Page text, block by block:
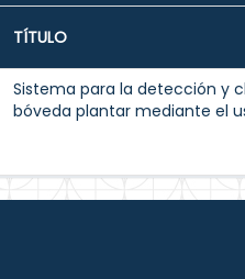
TÍTULO
Sistema para la detección y
bóveda plantar mediante el